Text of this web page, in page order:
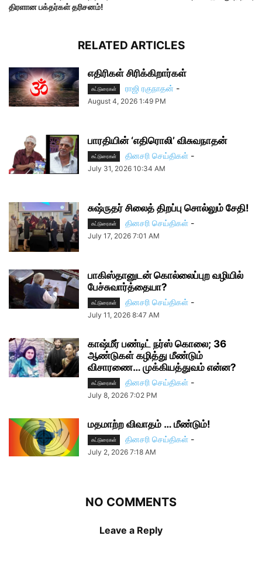
திரளான பக்தர்கள் தரிசனம்!
RELATED ARTICLES
எதிரிகள் சிரிக்கிறார்கள்
கட்டுரைகள் ராஜி ரகுநாதன் -
August 4, 2026 1:49 PM
பாரதியின் ‘எதிரொலி’ விசுவநாதன்
கட்டுரைகள் தினசரி செய்திகள் -
July 31, 2026 10:34 AM
சுஷ்ருதர் சிலைத் திறப்பு சொல்லும் சேதி!
கட்டுரைகள் தினசரி செய்திகள் -
July 17, 2026 7:01 AM
பாகிஸ்தானுடன் கொல்லைப்புற வழியில்
பேச்சுவார்த்தையா?
கட்டுரைகள் தினசரி செய்திகள் -
July 11, 2026 8:47 AM
காஷ்மீர் பண்டிட் நர்ஸ் கொலை; 36
ஆண்டுகள் கழித்து மீண்டும்
விசாரணை… முக்கியத்துவம் என்ன?
கட்டுரைகள் தினசரி செய்திகள் -
July 8, 2026 7:02 PM
மதமாற்ற விவாதம் … மீண்டும்!
கட்டுரைகள் தினசரி செய்திகள் -
July 2, 2026 7:18 AM
NO COMMENTS
Leave a Reply